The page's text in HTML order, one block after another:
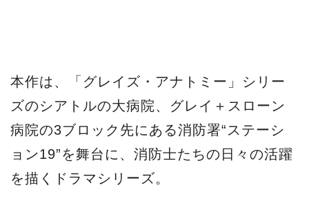
ンが就任。それぞれの思惑やトラウマ、愛
する人との出会いと別れ、様々な局面に向
き合いながらも、助けを求める人々を救う
ため、隊員たちは命の危険を顧みず真っ先
に現場へと向かう。